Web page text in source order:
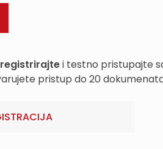
i testno pristupajte
pristup do 20